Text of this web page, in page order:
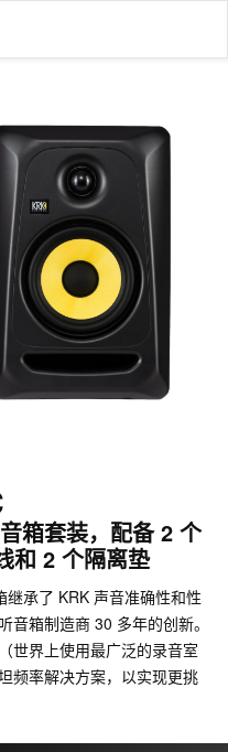
箱套装，配备 2 个
和 2 个隔离垫
承了 KRK 声音准确性和性
音箱制造商 30 多年的创新。
世界上使用最广泛的录音室
频率解决方案，以实现更挑